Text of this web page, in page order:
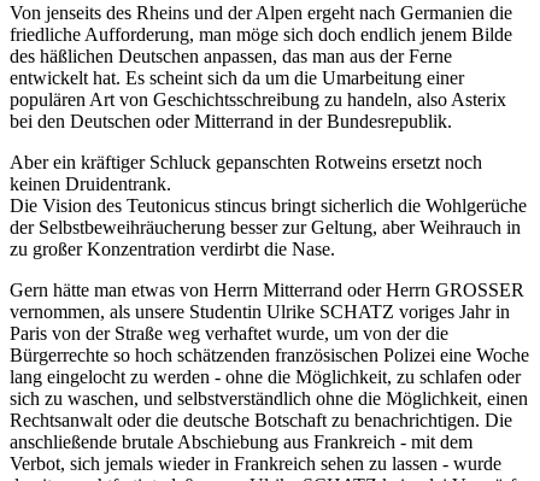
Von jenseits des Rheins und der Alpen ergeht nach Germanien die
friedliche Aufforderung, man möge sich doch endlich jenem Bilde
des häßlichen Deutschen anpassen, das man aus der Ferne
entwickelt hat. Es scheint sich da um die Umarbeitung einer
populären Art von Geschichtsschreibung zu handeln, also Asterix
bei den Deutschen oder Mitterrand in der Bundesrepublik.
Aber ein kräftiger Schluck gepanschten Rotweins ersetzt noch
keinen Druidentrank.
Die Vision des Teutonicus stincus bringt sicherlich die Wohlgerüche
der Selbstbeweihräucherung besser zur Geltung, aber Weihrauch in
zu großer Konzentration verdirbt die Nase.
Gern hätte man etwas von Herrn Mitterrand oder Herrn GROSSER
vernommen, als unsere Studentin Ulrike SCHATZ voriges Jahr in
Paris von der Straße weg verhaftet wurde, um von der die
Bürgerrechte so hoch schätzenden französischen Polizei eine Woche
lang eingelocht zu werden - ohne die Möglichkeit, zu schlafen oder
sich zu waschen, und selbstverständlich ohne die Möglichkeit, einen
Rechtsanwalt oder die deutsche Botschaft zu benachrichtigen. Die
anschließende brutale Abschiebung aus Frankreich - mit dem
Verbot, sich jemals wieder in Frankreich sehen zu lassen - wurde